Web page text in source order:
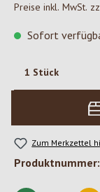
Preise inkl. MwSt.
Sofort
Zum Merkzettel
Produktnummer: